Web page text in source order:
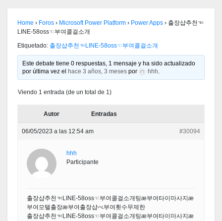
Home › Foros › Microsoft Power Platform › Power Apps › 출장샵추천☜
LINE-58oss☜부여콜걸소개
Etiquetado: 출장샵추천☜LINE-58oss☜부여콜걸소개
Este debate tiene 0 respuestas, 1 mensaje y ha sido actualizado
por última vez el
hace 3 años, 3 meses por hhh.
Viendo 1 entrada (de un total de 1)
Autor Entradas
06/05/2023 a las 12:54 am #30094
hhh
Participante
출장샵추천☜LINE-58oss☜부여콜걸소개팅æ부여타이마사지æ
부여모텔출장æ부여출장샵べ부여횟수무제한
출장샵추천☜LINE-58oss☜부여콜걸소개팅æ부여타이마사지æ